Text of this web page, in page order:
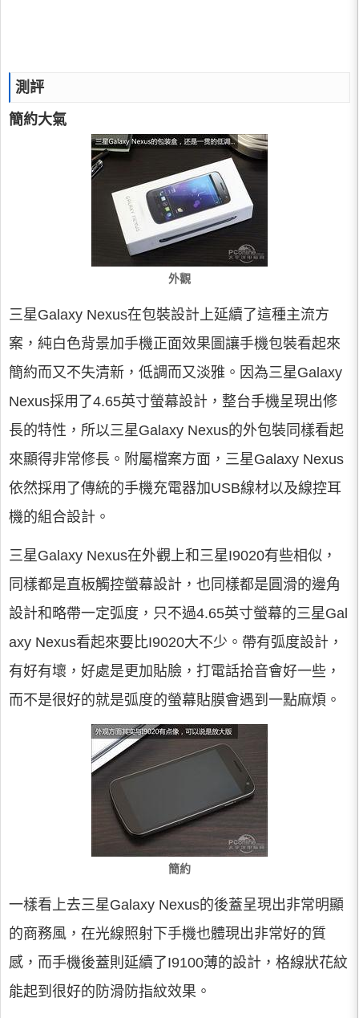
測評
簡約大氣
外觀
三星Galaxy Nexus在包裝設計上延續了這種主流方
案，純白色背景加手機正面效果圖讓手機包裝看起來
簡約而又不失清新，低調而又淡雅。因為三星Galaxy
Nexus採用了4.65英寸螢幕設計，整台手機呈現出修
長的特性，所以三星Galaxy Nexus的外包裝同樣看起
來顯得非常修長。附屬檔案方面，三星Galaxy Nexus
依然採用了傳統的手機充電器加USB線材以及線控耳
機的組合設計。
三星Galaxy Nexus在外觀上和三星I9020有些相似，
同樣都是直板觸控螢幕設計，也同樣都是圓滑的邊角
設計和略帶一定弧度，只不過4.65英寸螢幕的三星Gal
axy Nexus看起來要比I9020大不少。帶有弧度設計，
有好有壞，好處是更加貼臉，打電話拾音會好一些，
而不是很好的就是弧度的螢幕貼膜會遇到一點麻煩。
簡約
一樣看上去三星Galaxy Nexus的後蓋呈現出非常明顯
的商務風，在光線照射下手機也體現出非常好的質
感，而手機後蓋則延續了I9100薄的設計，格線狀花紋
能起到很好的防滑防指紋效果。